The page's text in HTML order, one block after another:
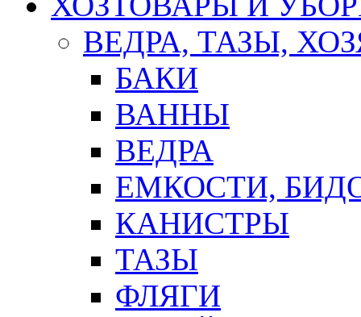
ВЕДРА, ТАЗЫ,
БАКИ
ВАННЫ
ВЕДРА
ЕМКОСТИ,
КАНИСТРЫ
ТАЗЫ
ФЛЯГИ